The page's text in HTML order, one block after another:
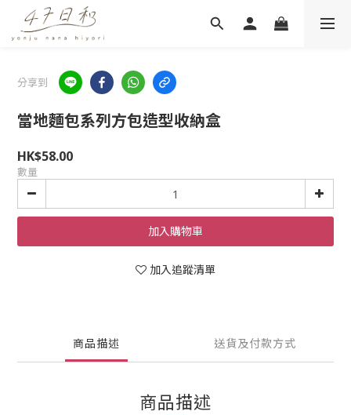
分享到
當地麵包系列方包造型收納盒
HK$58.00
數量
加入購物車
加入追蹤清單
商品描述 送貨及付款方式
商品描述